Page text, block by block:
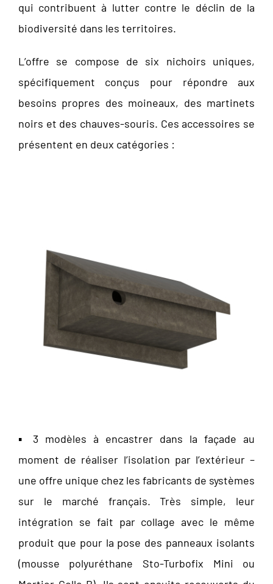
qui contribuent à lutter contre le déclin de la
biodiversité dans les territoires.
L’offre se compose de six nichoirs uniques,
spécifiquement conçus pour répondre aux
besoins propres des moineaux, des martinets
noirs et des chauves-souris. Ces accessoires se
présentent en deux catégories :
▪️ 3 modèles à encastrer dans la façade au
moment de réaliser l’isolation par l’extérieur –
une offre unique chez les fabricants de systèmes
sur le marché français. Très simple, leur
intégration se fait par collage avec le même
produit que pour la pose des panneaux isolants
(mousse polyuréthane Sto-Turbofix Mini ou